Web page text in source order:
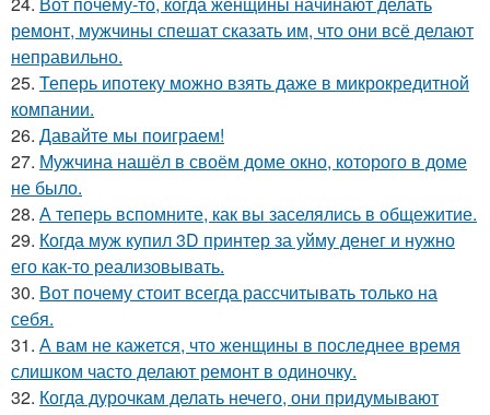
ремонт, мужчины спешат сказать им, что они всё делают
неправильно.
25. Теперь ипотеку можно взять даже в микрокредитной
компании.
26. Давайте мы поиграем!
27. Мужчина нашёл в своём доме окно, которого в доме
не было.
28. А теперь вспомните, как вы заселялись в общежитие.
29. Когда муж купил 3D принтер за уйму денег и нужно
его как-то реализовывать.
30. Вот почему стоит всегда рассчитывать только на
себя.
31. А вам не кажется, что женщины в последнее время
слишком часто делают ремонт в одиночку.
32. Когда дурочкам делать нечего, они придумывают